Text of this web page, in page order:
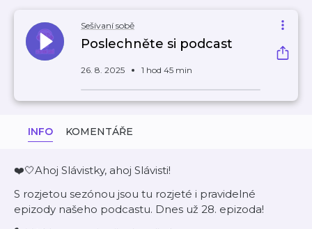
Sešívaní sobě
Poslechněte si podcast
26. 8. 2025 1 hod 45 min
INFO KOMENTÁŘE
❤️🤍Ahoj Slávistky, ahoj Slávisti!
S rozjetou sezónou jsou tu rozjeté i pravidelné
epizody našeho podcastu. Dnes už 28. epizoda!